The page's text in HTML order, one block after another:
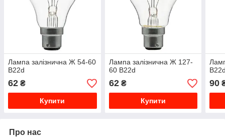
Лампа залізнична Ж 54-60
B22d
62 ₴
Купити
Лампа залізнична Ж 127-
60 B22d
62₴
Купити
90
Про нас